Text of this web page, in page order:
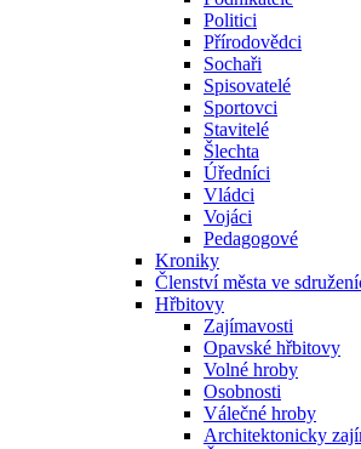
Politici
Přírodovědci
Sochaři
Spisovatelé
Sportovci
Stavitelé
Šlechta
Úředníci
Vládci
Vojáci
Pedagogové
Kroniky
Členství města ve
Hřbitovy
Zajímavosti
Opavské hřbitovy
Volné hroby
Osobnosti
Válečné hroby
Architektonicky